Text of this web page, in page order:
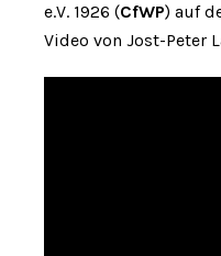
e.V. 1926 (CfWP) auf
Video von Jost-Peter